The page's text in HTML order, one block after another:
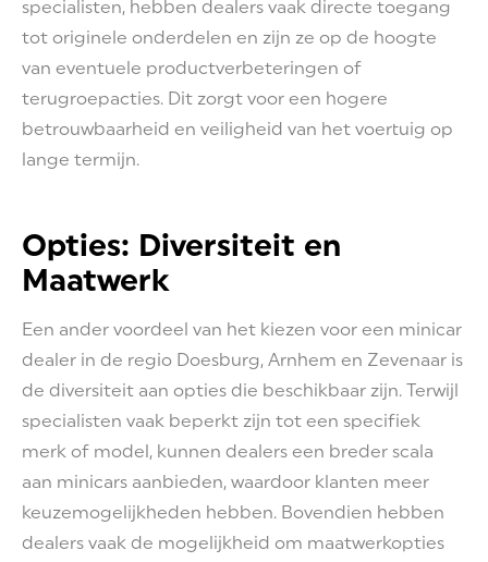
specialisten, hebben dealers vaak directe toegang
tot originele onderdelen en zijn ze op de hoogte
van eventuele productverbeteringen of
terugroepacties. Dit zorgt voor een hogere
betrouwbaarheid en veiligheid van het voertuig op
lange termijn.
Opties: Diversiteit en
Maatwerk
Een ander voordeel van het kiezen voor een minicar
dealer in de regio Doesburg, Arnhem en Zevenaar is
de diversiteit aan opties die beschikbaar zijn. Terwijl
specialisten vaak beperkt zijn tot een specifiek
merk of model, kunnen dealers een breder scala
aan minicars aanbieden, waardoor klanten meer
keuzemogelijkheden hebben. Bovendien hebben
dealers vaak de mogelijkheid om maatwerkopties